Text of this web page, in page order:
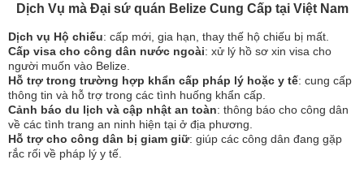
Dịch Vụ mà Đại sứ quán Belize Cung Cấp tại Việt Nam
Dịch vụ Hộ chiếu: cấp mới, gia hạn, thay thế hộ chiếu bị mất.
Cấp visa cho công dân nước ngoài: xử lý hồ sơ xin visa cho
người muốn vào Belize.
Hỗ trợ trong trường hợp khẩn cấp pháp lý hoặc y tế: cung cấp
thông tin và hỗ trợ trong các tình huống khẩn cấp.
Cảnh báo du lịch và cập nhật an toàn: thông báo cho công dân
về các tình trang an ninh hiện tại ở địa phương.
Hỗ trợ cho công dân bị giam giữ: giúp các công dân đang gặp
rắc rối về pháp lý y tế.